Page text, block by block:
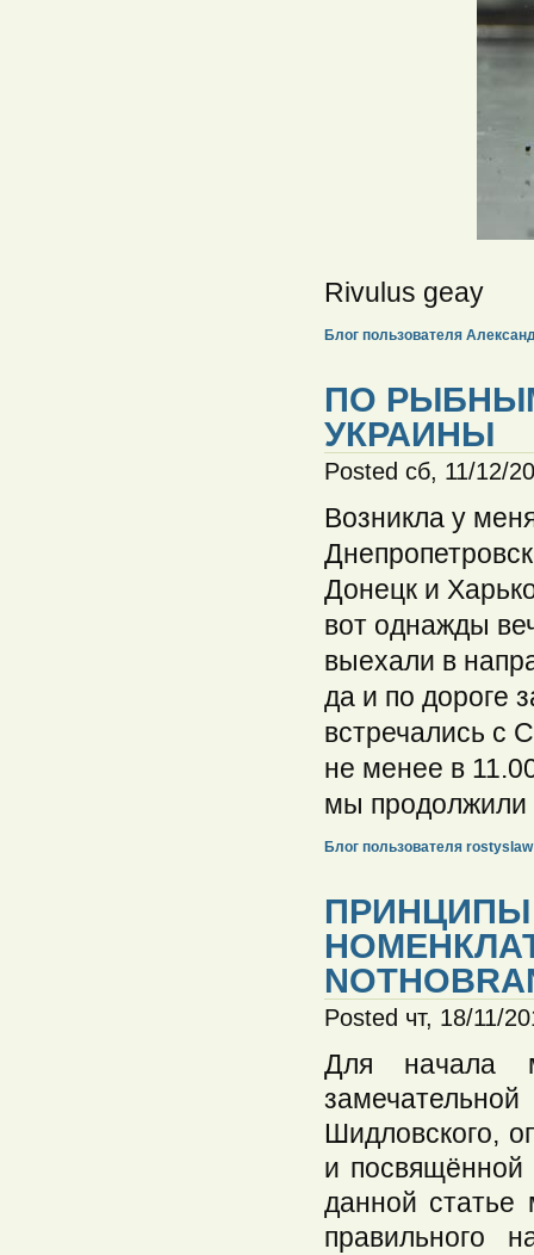
Rivulus geay
Блог пользователя
ПО
УКРАИНЫ
Posted сб, 11/12/
Возникла у
Донецк и
вот однажды
выехали в
да и по дороге
встречались с
не менее в
мы продолжили
Блог пользователя rostyslaw
Posted чт, 18/11/
Для начала
Шидловского,
и посвящённой
данной статье
правильного